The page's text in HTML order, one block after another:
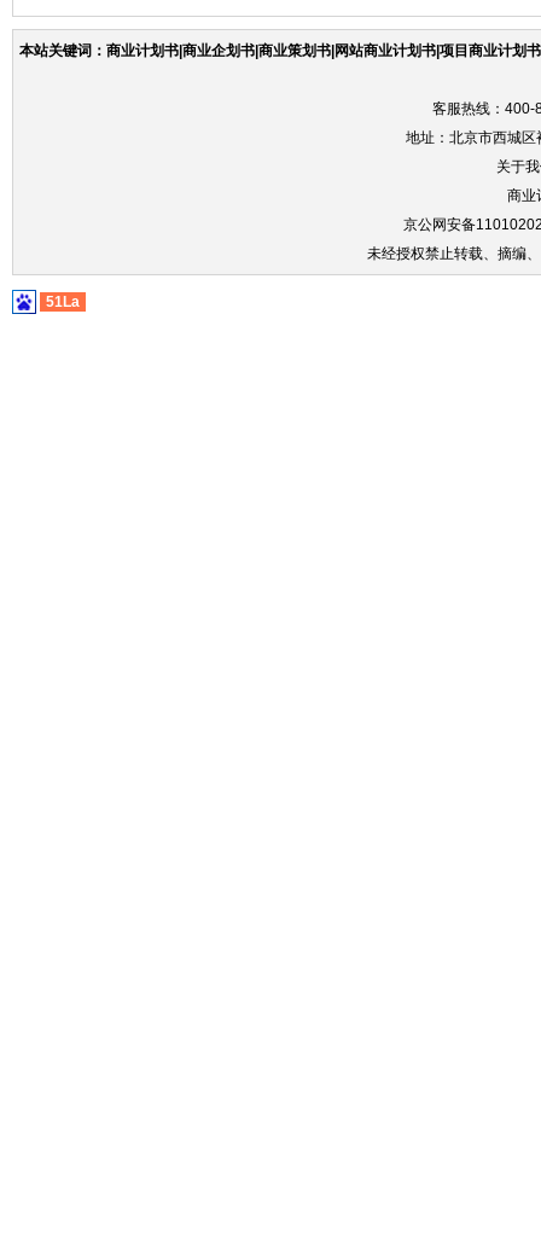
本站关键词：商业计划书|商业企划书|商业策划书|网站商业计划书|项目商业计
客服热线：
地址：北京市西城
关于
商业
京公网安备
未经授权禁止转载、摘编
51La